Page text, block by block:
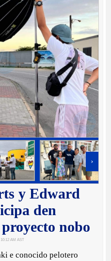
›
y Edward
den
nobo
10:12 AM AST
e conocido pelotero